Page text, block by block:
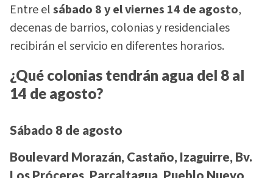
Entre elsábado 8 y el viernes 14 de agosto,
decenas de barrios, colonias y residenciales
recibirán el servicio en diferentes horarios.
¿Qué colonias tendrán agua del 8 al
14 de agosto?
Sábado 8 de agosto
Boulevard Morazán, Castaño, Izaguirre, Bv.